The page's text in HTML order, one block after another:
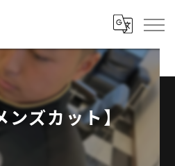
ンズカット】